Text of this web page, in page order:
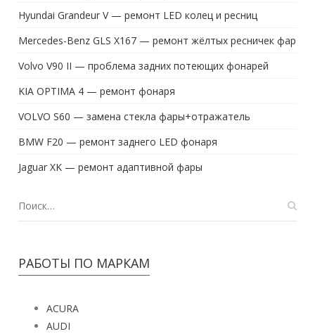
Hyundai Grandeur V — ремонт LED колец и ресниц
Mercedes-Benz GLS X167 — ремонт жёлтых ресничек фар
Volvo V90 II — проблема задних потеющих фонарей
KIA OPTIMA 4 — ремонт фонаря
VOLVO S60 — замена стекла фары+отражатель
BMW F20 — ремонт заднего LED фонаря
Jaguar XK — ремонт адаптивной фары
РАБОТЫ ПО МАРКАМ
ACURA
AUDI